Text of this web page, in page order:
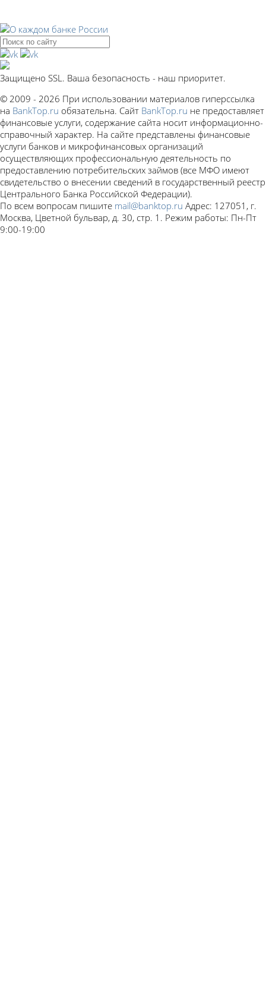
Защищено SSL. Ваша безопасность - наш приоритет.
© 2009 - 2026 При использовании материалов гиперссылка
на BankTop.ru обязательна. Сайт BankTop.ru не предоставляет
финансовые услуги, содержание сайта носит информационно-
справочный характер. На сайте представлены финансовые
услуги банков и микрофинансовых организаций
осуществляющих профессиональную деятельность по
предоставлению потребительских займов (все МФО имеют
свидетельство о внесении сведений в государственный реестр
Центрального Банка Российской Федерации).
По всем вопросам пишите mail@banktop.ru Адрес: 127051, г.
Москва, Цветной бульвар, д. 30, стр. 1. Режим работы: Пн-Пт
9:00-19:00